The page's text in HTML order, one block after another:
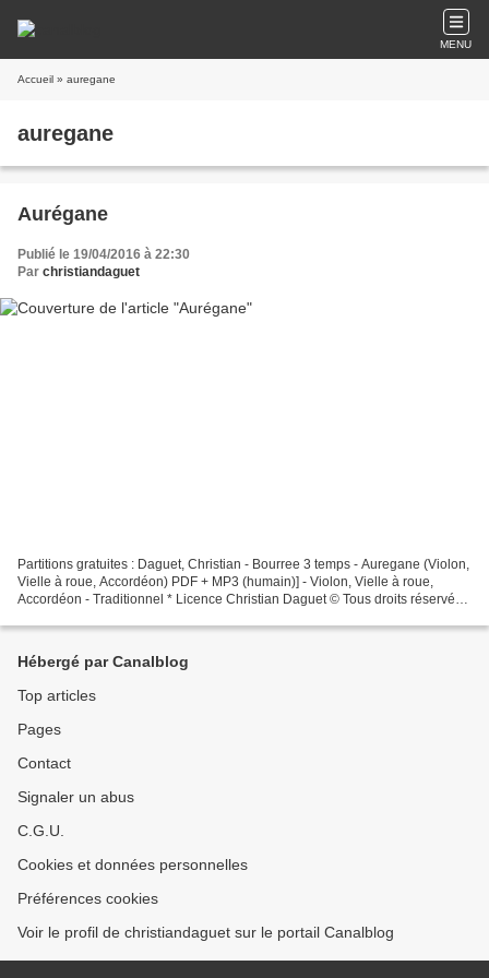
MENU
Accueil » auregane
auregane
Aurégane
Publié le 19/04/2016 à 22:30
Par christiandaguet
Partitions gratuites : Daguet, Christian - Bourree 3 temps - Auregane (Violon,
Vielle à roue, Accordéon) PDF + MP3 (humain)] - Violon, Vielle à roue,
Accordéon - Traditionnel * Licence Christian Daguet © Tous droits réservés
Hébergé par Canalblog
Top articles
Pages
Contact
Signaler un abus
C.G.U.
Cookies et données personnelles
Préférences cookies
Voir le profil de christiandaguet sur le portail Canalblog